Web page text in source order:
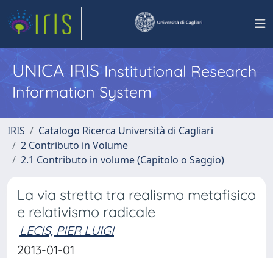
UNICA IRISInstitutional Research
Information System
IRIS
Catalogo Ricerca Università di Cagliari
2 Contributo in Volume
2.1 Contributo in volume (Capitolo o Saggio)
La via stretta tra realismo metafisico
e relativismo radicale
LECIS, PIER LUIGI
2013-01-01